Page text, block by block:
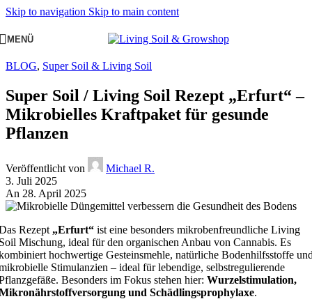
Skip to navigation Skip to main content
MENÜ
BLOG, Super Soil & Living Soil
Super Soil / Living Soil Rezept „Erfurt“ –
Mikrobielles Kraftpaket für gesunde
Pflanzen
Veröffentlicht von
Michael R.
3. Juli 2025
An 28. April 2025
Rezept „Erfurt“ ist eine besonders mikrobenfreundliche Living
Mischung, ideal für den organischen Anbau von Cannabis. Es
hochwertige Gesteinsmehle, natürliche Bodenhilfsstoffe
Stimulanzien – ideal für lebendige, selbstregulierende
Besonders im Fokus stehen hier: Wurzelstimulation,
und Schädlingsprophylaxe.